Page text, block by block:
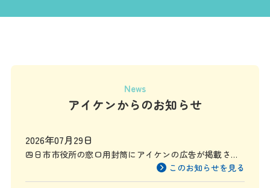
News
アイケンからのお知らせ
2026年07月29日
四日市市役所の窓口用封筒にアイケンの広告が掲載され
このお知らせを見る